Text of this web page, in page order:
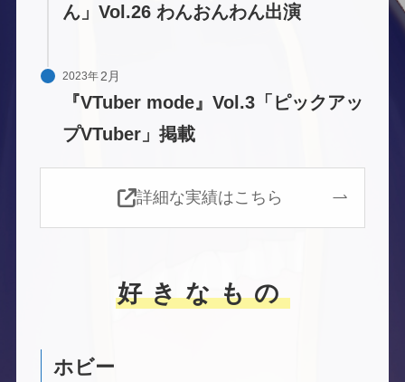
ん」Vol.26 わんおんわん出演
2023年
『VTuber mode』Vol.3「ピックアッ
プVTuber」掲載
詳細な実績はこちら
好きなもの
ホビー